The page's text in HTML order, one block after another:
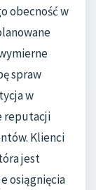
obecność w
spraw
w
reputacji
Klienci
jest
osiągnięcia